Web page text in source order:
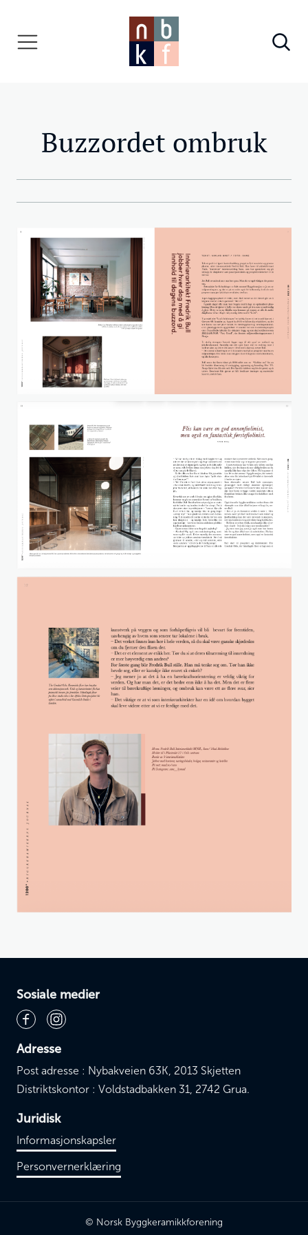
Buzzordet ombruk
Sosiale medier
Adresse
Post adresse : Nybakveien 63K, 2013 Skjetten
Distriktskontor : Voldstadbakken 31, 2742 Grua.
Juridisk
Informasjonskapsler
Personvernerklæring
© Norsk Byggkeramikkforening